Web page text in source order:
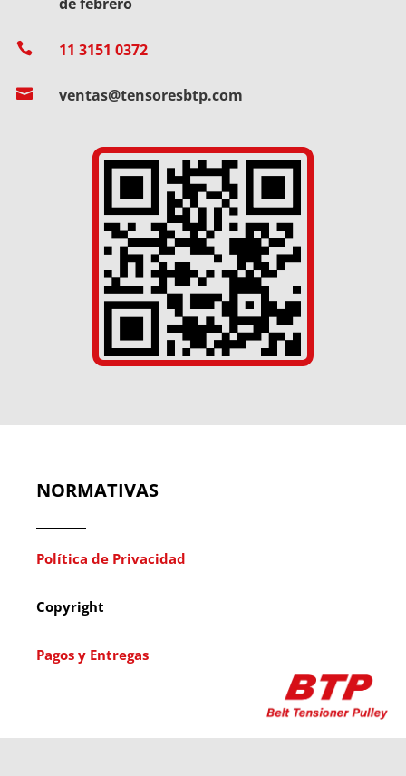
 11 3151 0372
 ventas@tensoresbtp.com
NORMATIVAS
Política de Privacidad
Copyright
Pagos y Entregas